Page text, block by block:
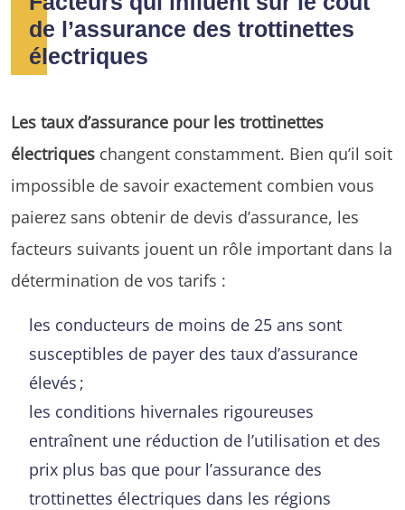
de l’assurance des trottinettes
électriques
Les taux d’assurance pour les trottinettes
électriques changent constamment. Bien qu’il soit
impossible de savoir exactement combien vous
paierez sans obtenir de devis d’assurance, les
facteurs suivants jouent un rôle important dans la
détermination de vos tarifs :
les conducteurs de moins de 25 ans sont
susceptibles de payer des taux d’assurance
élevés ;
les conditions hivernales rigoureuses
entraînent une réduction de l’utilisation et des
prix plus bas que pour l’assurance des
trottinettes électriques dans les régions